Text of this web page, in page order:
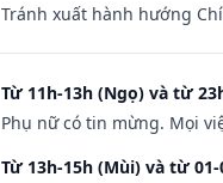
Tránh xuất hành hướng
Từ 11h-13h (Ngọ) và từ
Phụ nữ có tin mừng. Mọi
Từ 13h-15h (Mùi) và từ